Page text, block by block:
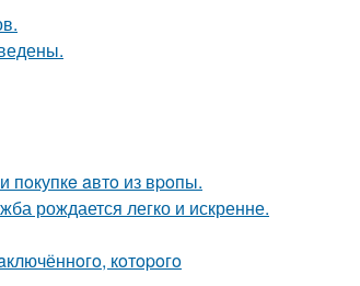
aвтo из вpoпы.
рождается легко и искренне.
кoтopoгo